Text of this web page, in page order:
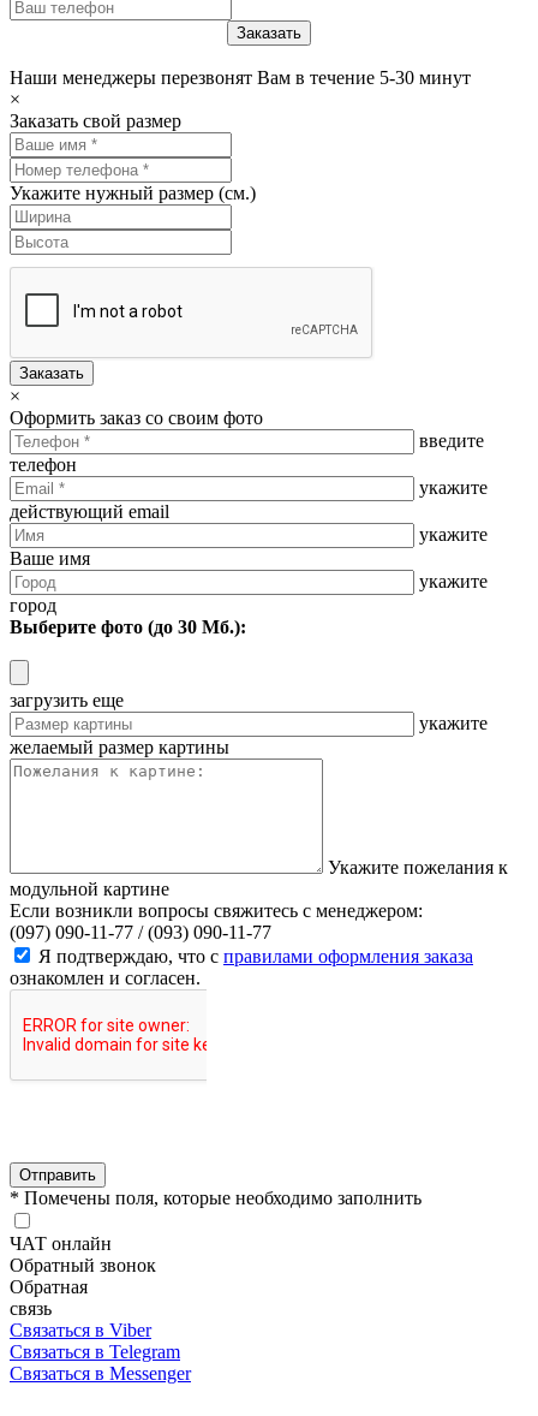
Наши менеджеры перезвонят Вам в течение 5-30 минут
×
Заказать свой размер
Укажите нужный размер (см.)
Заказать
×
Оформить заказ со своим фото
введите
телефон
укажите
действующий email
укажите
Ваше имя
укажите
город
Выберите фото (до 30 Мб.):
загрузить еще
укажите
желаемый размер картины
Укажите пожелания к
модульной картине
Если возникли вопросы свяжитесь с менеджером:
(097) 090-11-77 /(093) 090-11-77
Я подтверждаю, что с правилами оформления заказа
ознакомлен и согласен.
Отправить
* Помечены поля, которые необходимо заполнить
ЧАТ онлайн
Обратный звонок
Обратная
связь
Связаться в Viber
Связаться в Telegram
Связаться в Messenger